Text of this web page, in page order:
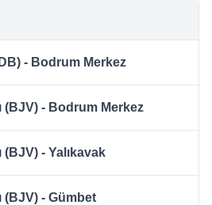
- Bodrum Merkez
(BJV) - Bodrum Merkez
- Yalıkavak
(BJV) - Gümbet